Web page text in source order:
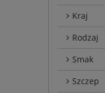
Kraj
Rodzaj
Smak
Szczep